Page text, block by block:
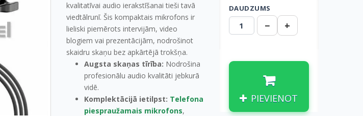
kvalitatīvai audio ierakstīšanai tieši tavā
viedtālrunī. Šis kompaktais mikrofons ir
lieliski piemērots intervijām, video
blogiem vai prezentācijām, nodrošinot
skaidru skaņu bez apkārtējā trokšņa.
Augsta skaņas tīrība: Nodrošina
profesionālu audio kvalitāti jebkurā
vidē.
Komplektācijā ietilpst: Telefona
piespraužamais mikrofons,
DAUDZUMS
− +
PIEVIENOT